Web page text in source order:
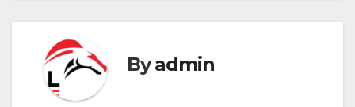
a
c
Byadmin